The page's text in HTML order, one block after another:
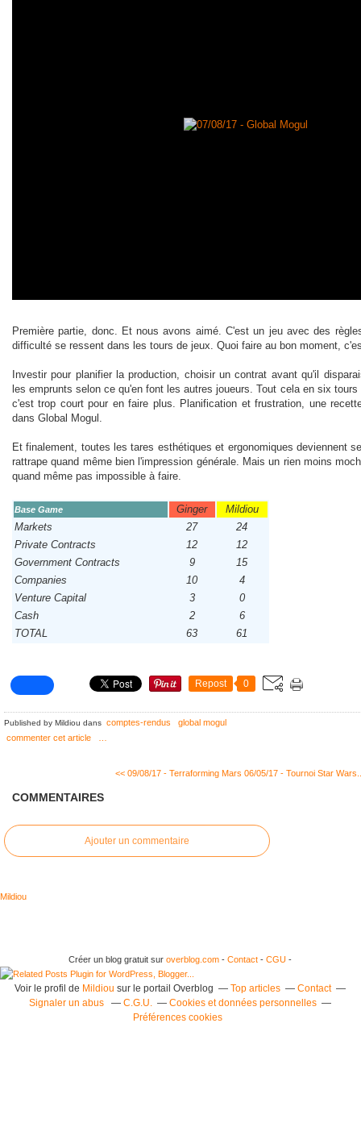
Première partie, donc. Et nous avons aimé. C'est un jeu avec des
difficulté se ressent dans les tours de jeux. Quoi faire au bon moment,
Investir pour planifier la production, choisir un contrat avant qu'il
les emprunts selon ce qu'en font les autres joueurs. Tout cela en six
c'est trop court pour en faire plus. Planification et frustration, une
dans Global Mogul.
Et finalement, toutes les tares esthétiques et ergonomiques deviennent
rattrape quand même bien l'impression générale. Mais un rien moins
quand même pas impossible à faire.
Base Game Ginger
Mildiou
Markets
27
24
Private Contracts
12
12
Government Contracts
9
15
Companies
10
4
Venture Capital
3
0
Cash
2
6
TOTAL
63 61
Repost 0
Published by Mildiou dans comptes-rendus
global mogul
commenter cet article
<< 09/08/17 - Terraforming Mars 06/05/17 - Tournoi Star
COMMENTAIRES
Ajouter un commentaire
Mildiou
Créer un blog gratuit suroverblog.com -Contact-CGU-
Voir le profil de Mildiou sur le portail Overblog Top articles
Contact
Signaler un abus
C.G.U.
Cookies et données personnelles
Préférences cookies